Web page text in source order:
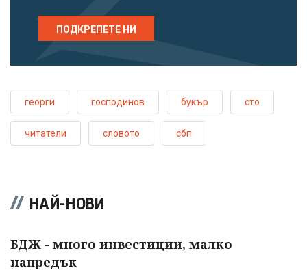
ПОДКРЕПЕТЕ НИ
георги господинов букър сто
читатели словото сбп
НАЙ-НОВИ
БДЖ - много инвестиции, малко
напредък